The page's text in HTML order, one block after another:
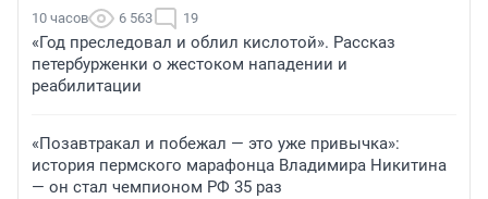
10 часов 6 563 19
«Год преследовал и облил кислотой». Рассказ
петербурженки о жестоком нападении и
реабилитации
«Позавтракал и побежал — это уже привычка»:
история пермского марафонца Владимира Никитина
— он стал чемпионом РФ 35 раз